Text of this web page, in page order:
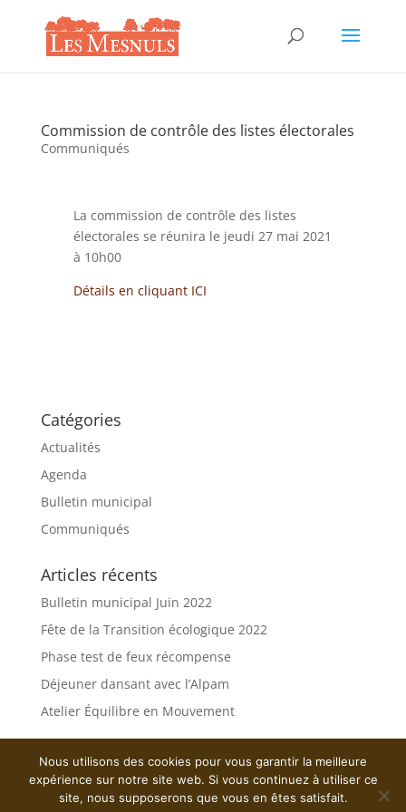
Commission de contrôle des listes électorales
Communiqués
La commission de contrôle des listes
électorales se réunira le jeudi 27 mai 2021
à 10h00
Détails en cliquant ICI
Catégories
Actualités
Agenda
Bulletin municipal
Communiqués
Articles récents
Bulletin municipal Juin 2022
Fête de la Transition écologique 2022
Phase test de feux récompense
Déjeuner dansant avec l’Alpam
Atelier Équilibre en Mouvement
Nous utilisons des cookies pour vous garantir la meilleure
expérience sur notre site web. Si vous continuez à utiliser ce
site, nous supposerons que vous en êtes satisfait.